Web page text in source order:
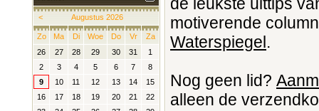
motiverende
Waterspiegel.
Nog geen lid?
alleen de
< Augustus 2026
Zo Ma Di Woe Do Vr
Za
26
27 28 29 30 31
1
2
3 4 5 6 7
8
9
10 11 12 13 14
15
16
17 18 19 20 21
22